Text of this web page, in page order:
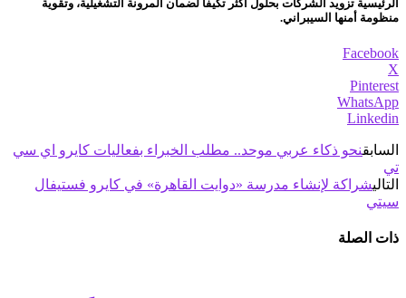
الرئيسية تزويد الشركات بحلول أكثر تكيفاً لضمان المرونة التشغيلية، وتقوية
منظومة أمنها السيبراني.
Facebook
X
Pinterest
WhatsApp
Linkedin
السابقنحو ذكاء عربي موحد.. مطلب الخبراء بفعاليات كايرو اي سي
تي
التاليشراكة لإنشاء مدرسة «دوايت القاهرة» في كايرو فستيفال
سيتي
ذات الصلة